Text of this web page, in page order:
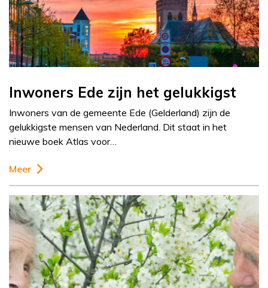
Inwoners Ede zijn het gelukkigst
Inwoners van de gemeente Ede (Gelderland) zijn de
gelukkigste mensen van Nederland. Dit staat in het
nieuwe boek Atlas voor…
Meer